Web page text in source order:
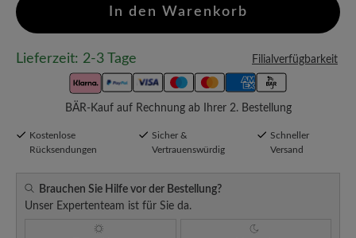
In den Warenkorb
Lieferzeit: 2-3 Tage Filialverfügbarkeit
BÄR-Kauf auf Rechnung ab Ihrer 2. Bestellung
Kostenlose
Rücksendungen
Sicher &
Vertrauenswürdig
Schneller
Versand
Brauchen Sie Hilfe vor der Bestellung?
Unser Expertenteam ist für Sie da.